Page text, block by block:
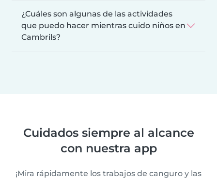
¿Cuáles son algunas de las actividades
que puedo hacer mientras cuido niños en
Cambrils?
Cuidados siempre al alcance
con nuestra app
¡Mira rápidamente los trabajos de canguro y las